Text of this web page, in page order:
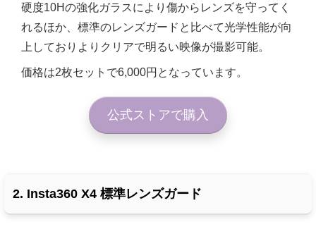
硬度10Hの強化ガラスにより傷からレンズを守ってく
れるほか、標準のレンズガードと比べて光学性能が向
上しておりよりクリアで明るい映像が撮影可能。
価格は2枚セットで6,000円となっています。
公式ストアで購入
2. Insta360 X4 標準レンズガード